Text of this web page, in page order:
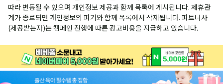
따라 변동될 수 있으며 개인정보 제공과 함께 목록에 게시됩니다. 제휴관
계가 종료되면 개인정보의 파기와 함께 목록에서 삭제됩니다. 파트너사
(제공받는자)는 캠페인 진행에 따른 광고비용을 지급하고 있습니다.